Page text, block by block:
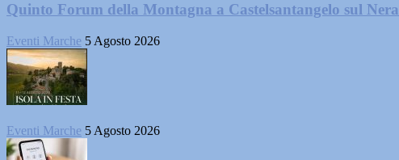
Quinto Forum della Montagna a Castelsantangelo sul Nera
Eventi Marche 5 Agosto 2026
Eventi Marche 5 Agosto 2026